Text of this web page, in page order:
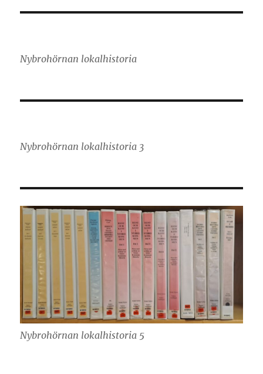
Nybrohörnan lokalhistoria
Nybrohörnan lokalhistoria 3
Nybrohörnan lokalhistoria 5